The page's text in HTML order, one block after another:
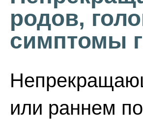
родов,
симптомы
или раннем